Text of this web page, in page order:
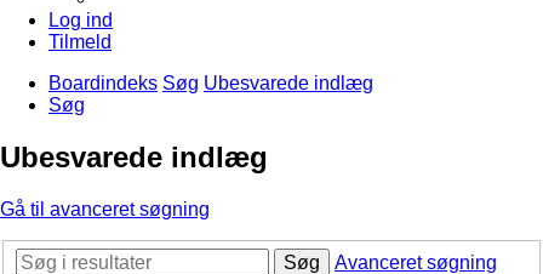
Log ind
Tilmeld
Boardindeks Søg Ubesvarede indlæg
Søg
Ubesvarede indlæg
Gå til avanceret søgning
Søg
Avanceret søgning